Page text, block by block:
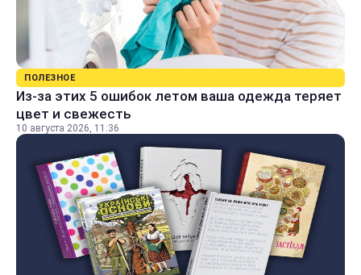
ПОЛЕЗНОЕ
Из-за этих 5 ошибок летом ваша одежда теряет
цвет и свежесть
10 августа 2026, 11:36